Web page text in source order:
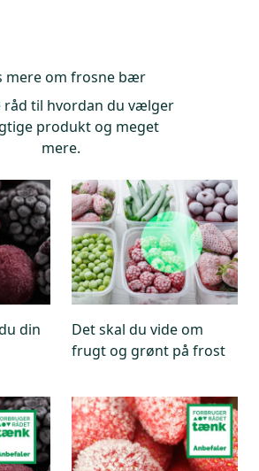
fundet norovirus i nogen af de
mere om frosne bær
råd til hvordan du vælger
produkt og meget
mere.
din
Det skal du vide om
frugt og grønt på frost